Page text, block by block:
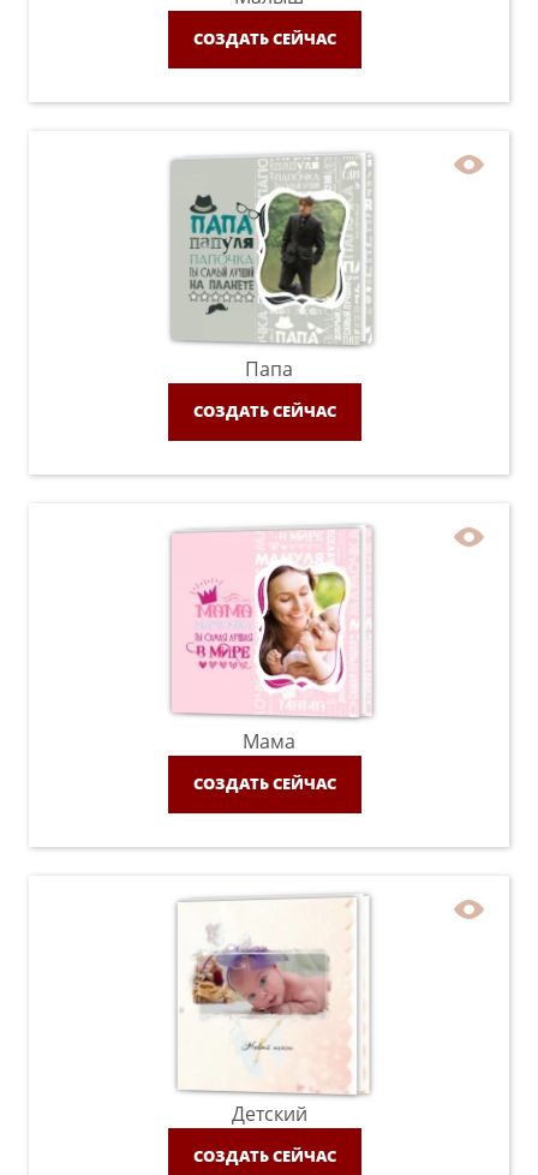
СОЗДАТЬ СЕЙЧАС
Папа
СОЗДАТЬ СЕЙЧАС
Мама
СОЗДАТЬ СЕЙЧАС
Детский
СОЗДАТЬ СЕЙЧАС